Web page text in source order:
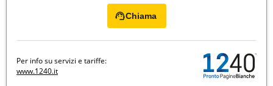
Chiama
Per info su servizi e tariffe:
www.1240.it